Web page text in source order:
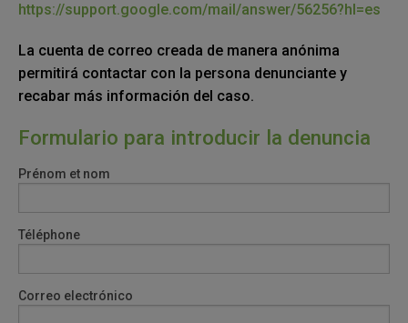
https://support.google.com/mail/answer/56256?hl=es
La cuenta de correo creada de manera anónima
permitirá contactar con la persona denunciante y
recabar más información del caso.
Formulario para introducir la denuncia
Prénom et nom
Téléphone
Correo electrónico